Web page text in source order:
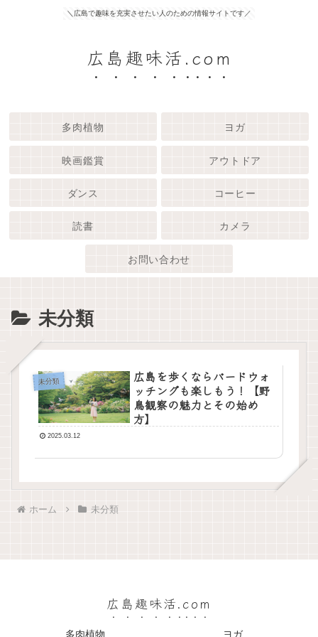
＼広島で趣味を充実させたい人のための情報サイトです／
広島趣味活.com
多肉植物 ヨガ
映画鑑賞 アウトドア
ダンス コーヒー
読書 カメラ
お問い合わせ
未分類
未分類
広島を歩くならバードウォ
ッチングも楽しもう！【野
鳥観察の魅力とその始め
方】
2025.03.12
ホーム 未分類
広島趣味活.com
多肉植物 ヨガ